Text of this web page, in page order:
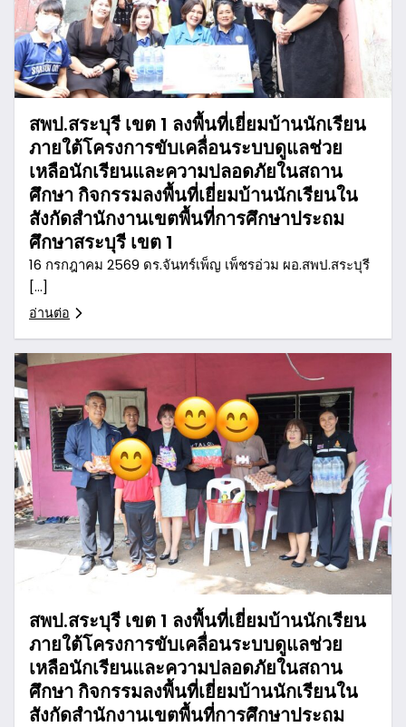
สพป.สระบุรี เขต 1 ลงพื้นที่เยี่ยมบ้านนักเรียน
ภายใต้โครงการขับเคลื่อนระบบดูแลช่วย
เหลือนักเรียนและความปลอดภัยในสถาน
ศึกษา กิจกรรมลงพื้นที่เยี่ยมบ้านนักเรียนใน
สังกัดสำนักงานเขตพื้นที่การศึกษาประถม
ศึกษาสระบุรี เขต 1
16 กรกฎาคม 2569 ดร.จันทร์เพ็ญ เพ็ชรอ่วม ผอ.สพป.สระบุรี
[…]
อ่านต่อ
สพป.สระบุรี เขต 1 ลงพื้นที่เยี่ยมบ้านนักเรียน
ภายใต้โครงการขับเคลื่อนระบบดูแลช่วย
เหลือนักเรียนและความปลอดภัยในสถาน
ศึกษา กิจกรรมลงพื้นที่เยี่ยมบ้านนักเรียนใน
สังกัดสำนักงานเขตพื้นที่การศึกษาประถม